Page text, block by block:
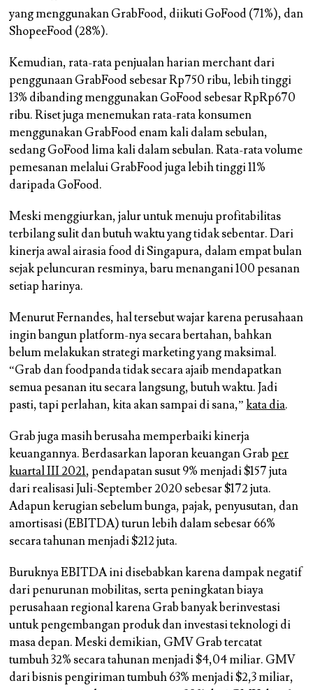
yang menggunakan GrabFood, diikuti GoFood (71%), dan
ShopeeFood (28%).
Kemudian, rata-rata penjualan harian merchant dari
penggunaan GrabFood sebesar Rp750 ribu, lebih tinggi
13% dibanding menggunakan GoFood sebesar RpRp670
ribu. Riset juga menemukan rata-rata konsumen
menggunakan GrabFood enam kali dalam sebulan,
sedang GoFood lima kali dalam sebulan. Rata-rata volume
pemesanan melalui GrabFood juga lebih tinggi 11%
daripada GoFood.
Meski menggiurkan, jalur untuk menuju profitabilitas
terbilang sulit dan butuh waktu yang tidak sebentar. Dari
kinerja awal airasia food di Singapura, dalam empat bulan
sejak peluncuran resminya, baru menangani 100 pesanan
setiap harinya.
Menurut Fernandes, hal tersebut wajar karena perusahaan
ingin bangun platform-nya secara bertahan, bahkan
belum melakukan strategi marketing yang maksimal.
“Grab dan foodpanda tidak secara ajaib mendapatkan
semua pesanan itu secara langsung, butuh waktu. Jadi
pasti, tapi perlahan, kita akan sampai di sana,”kata dia.
Grab juga masih berusaha memperbaiki kinerja
keuangannya. Berdasarkan laporan keuangan Grabper
kuartal III 2021, pendapatan susut 9% menjadi $157 juta
dari realisasi Juli-September 2020 sebesar $172 juta.
Adapun kerugian sebelum bunga, pajak, penyusutan, dan
amortisasi (EBITDA) turun lebih dalam sebesar 66%
secara tahunan menjadi $212 juta.
Buruknya EBITDA ini disebabkan karena dampak negatif
dari penurunan mobilitas, serta peningkatan biaya
perusahaan regional karena Grab banyak berinvestasi
untuk pengembangan produk dan investasi teknologi di
masa depan. Meski demikian, GMV Grab tercatat
tumbuh 32% secara tahunan menjadi $4,04 miliar. GMV
dari bisnis pengiriman tumbuh 63% menjadi $2,3 miliar,